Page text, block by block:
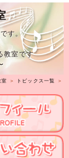
す。
教室です
室 ＞ トピックス一覧
＞